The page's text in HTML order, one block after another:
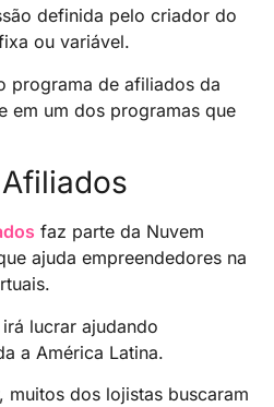
definida pelo criador do
ou variável.
programa de afiliados da
em um dos programas que
faz parte da Nuvem
ajuda empreendedores na
lucrar ajudando
a América Latina.
muitos dos lojistas buscaram